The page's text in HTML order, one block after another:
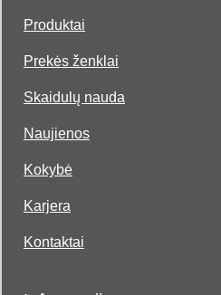
Produktai
Prekės ženklai
Skaidulų nauda
Naujienos
Kokybė
Karjera
Kontaktai